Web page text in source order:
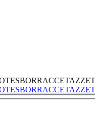
BORRACCETAZZE
BORRACCETAZZE